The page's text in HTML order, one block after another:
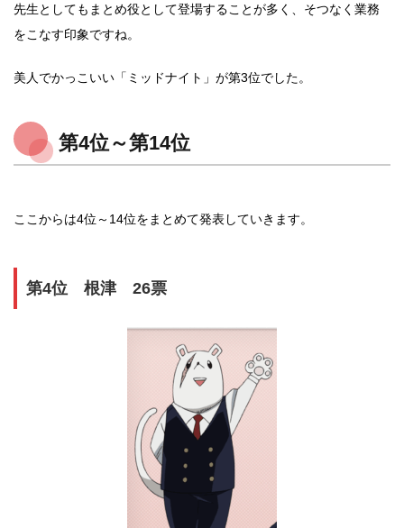
先生としてもまとめ役として登場することが多く、そつなく業務
をこなす印象ですね。
美人でかっこいい「ミッドナイト」が第3位でした。
第4位～第14位
ここからは4位～14位をまとめて発表していきます。
第4位 根津 26票